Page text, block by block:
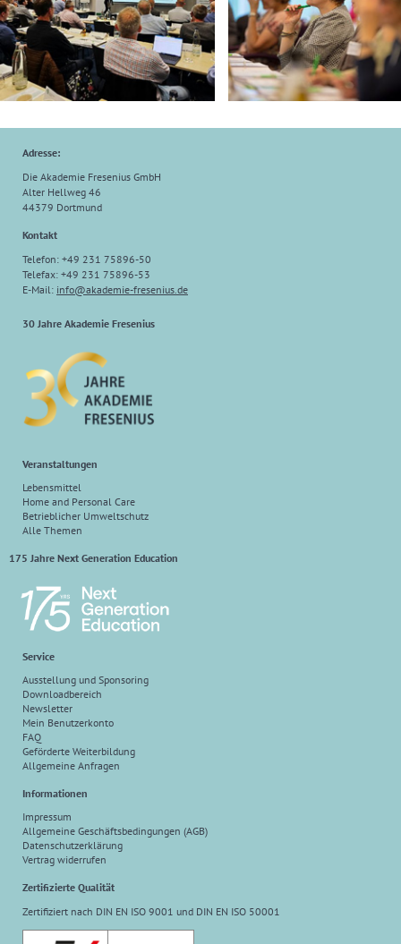
Adresse:
Die Akademie Fresenius GmbH
Alter Hellweg 46
44379 Dortmund
Kontakt
Telefon: +49 231 75896-50
Telefax: +49 231 75896-53
E-Mail: info@akademie-fresenius.de
30 Jahre Akademie Fresenius
Veranstaltungen
Lebensmittel
Home and Personal Care
Betrieblicher Umweltschutz
Alle Themen
175 Jahre Next Generation Education
Service
Ausstellung und Sponsoring
Downloadbereich
Newsletter
Mein Benutzerkonto
FAQ
Geförderte Weiterbildung
Allgemeine Anfragen
Informationen
Impressum
Allgemeine Geschäftsbedingungen (AGB)
Datenschutzerklärung
Vertrag widerrufen
Zertifizierte Qualität
Zertifiziert nach DIN EN ISO 9001 und DIN EN ISO 50001